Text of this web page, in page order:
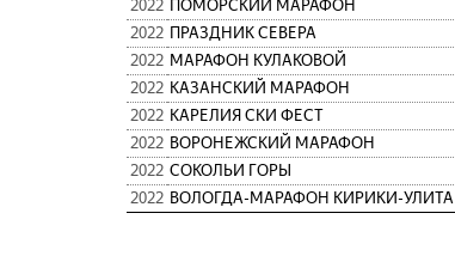
2022 ПОМОРСКИЙ МАРАФОН
2022 ПРАЗДНИК СЕВЕРА
2022 МАРАФОН КУЛАКОВОЙ
2022 КАЗАНСКИЙ МАРАФОН
2022 КАРЕЛИЯ СКИ ФЕСТ
2022 ВОРОНЕЖСКИЙ МАРАФОН
2022 СОКОЛЬИ ГОРЫ
2022 ВОЛОГДА-МАРАФОН КИРИКИ-УЛИТА